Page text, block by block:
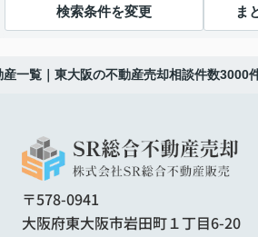
検索条件を変更 ま
一覧｜東大阪の不動産売却相談件数3000
〒578-0941
大阪府東大阪市岩田町１丁目6-20